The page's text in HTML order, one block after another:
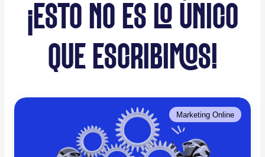
¡ESTO NO ES LO ÚNICO
QUE ESCRIBIMOS!
Marketing Online